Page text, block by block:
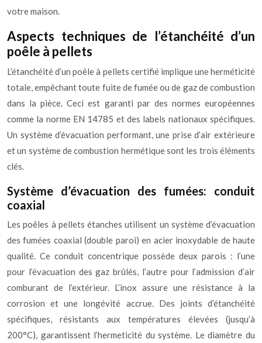
votre maison.
Aspects techniques de l’étanchéité d’un
poêle à pellets
L’étanchéité d’un poêle à pellets certifié implique une herméticité
totale, empêchant toute fuite de fumée ou de gaz de combustion
dans la pièce. Ceci est garanti par des normes européennes
comme la norme EN 14785 et des labels nationaux spécifiques.
Un système d’évacuation performant, une prise d’air extérieure
et un système de combustion hermétique sont les trois éléments
clés.
Système d’évacuation des fumées: conduit
coaxial
Les poêles à pellets étanches utilisent un système d’évacuation
des fumées coaxial (double paroi) en acier inoxydable de haute
qualité. Ce conduit concentrique possède deux parois : l’une
pour l’évacuation des gaz brûlés, l’autre pour l’admission d’air
comburant de l’extérieur. L’inox assure une résistance à la
corrosion et une longévité accrue. Des joints d’étanchéité
spécifiques, résistants aux températures élevées (jusqu’à
200°C), garantissent l’hermeticité du système. Le diamètre du